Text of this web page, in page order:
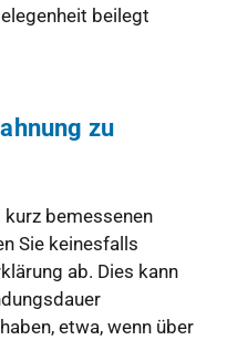
beilegt
zu
bemessenen
Sie keinesfalls
ab. Dies kann
etwa, wenn über